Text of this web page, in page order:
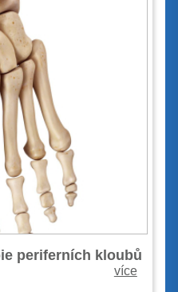
periferních kloubů
více